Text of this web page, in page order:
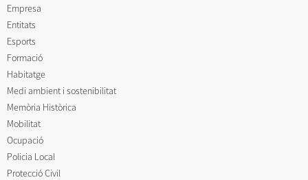
Empresa
Entitats
Esports
Formació
Habitatge
Medi ambient i sostenibilitat
Memòria Històrica
Mobilitat
Ocupació
Policia Local
Protecció Civil